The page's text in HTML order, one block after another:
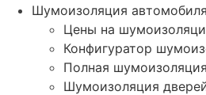
Шумоизоляция автомобиля
Цены на
Конфигуратор
Полная
Шумоизоляция